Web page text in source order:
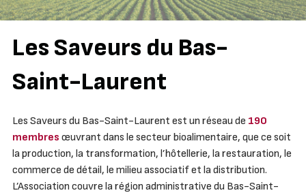
Les Saveurs du Bas-
Saint-Laurent
Les Saveurs du Bas-Saint-Laurent est un réseau de 190
membres œuvrant dans le secteur bioalimentaire, que ce soit
la production, la transformation, l’hôtellerie, la restauration, le
commerce de détail, le milieu associatif et la distribution.
L’Association couvre la région administrative du Bas-Saint-